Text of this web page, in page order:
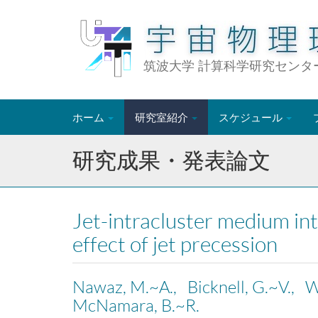
筑波大学 計算科学研究センタ
ホーム 研究室紹介 スケジュール
研究成果・発表論文
Jet-intracluster medium
effect of jet precession
Nawaz, M.~A., Bicknell, G.~V.,
McNamara, B.~R.